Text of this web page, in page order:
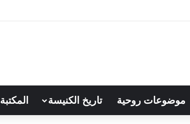
موضوعات روحية تاريخ الكنيسة المكتبة